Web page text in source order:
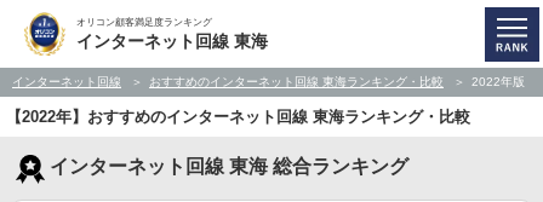
オリコン顧客満足度ランキング
インターネット回線 東海
インターネット回線 おすすめのインターネット回線 東海ランキング・比較 2022年版
【2022年】おすすめのインターネット回線 東海ランキング・比較
インターネット回線 東海 総合ランキング